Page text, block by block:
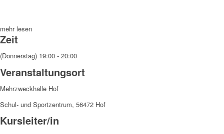
mehr lesen
Zeit
(Donnerstag) 19:00 - 20:00
Veranstaltungsort
Mehrzweckhalle Hof
Schul- und Sportzentrum, 56472 Hof
Kursleiter/in